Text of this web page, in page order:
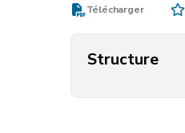
Télécharger
Structure